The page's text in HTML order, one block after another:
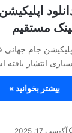
مستقیم
جام
انتشار
بیشتر بخوانید »
آگوست 17, 2025